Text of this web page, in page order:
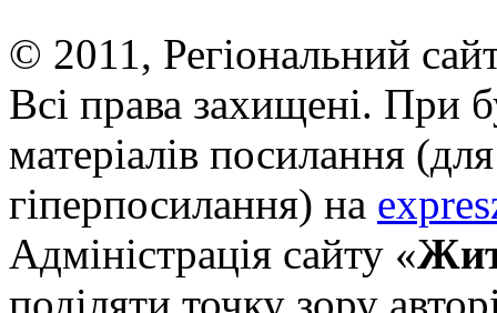
© 2011, Регіональний
Всі права захищені. При
матеріалів посилання
гіперпосилання) на
Адміністрація сайту «
поділяти точку зору